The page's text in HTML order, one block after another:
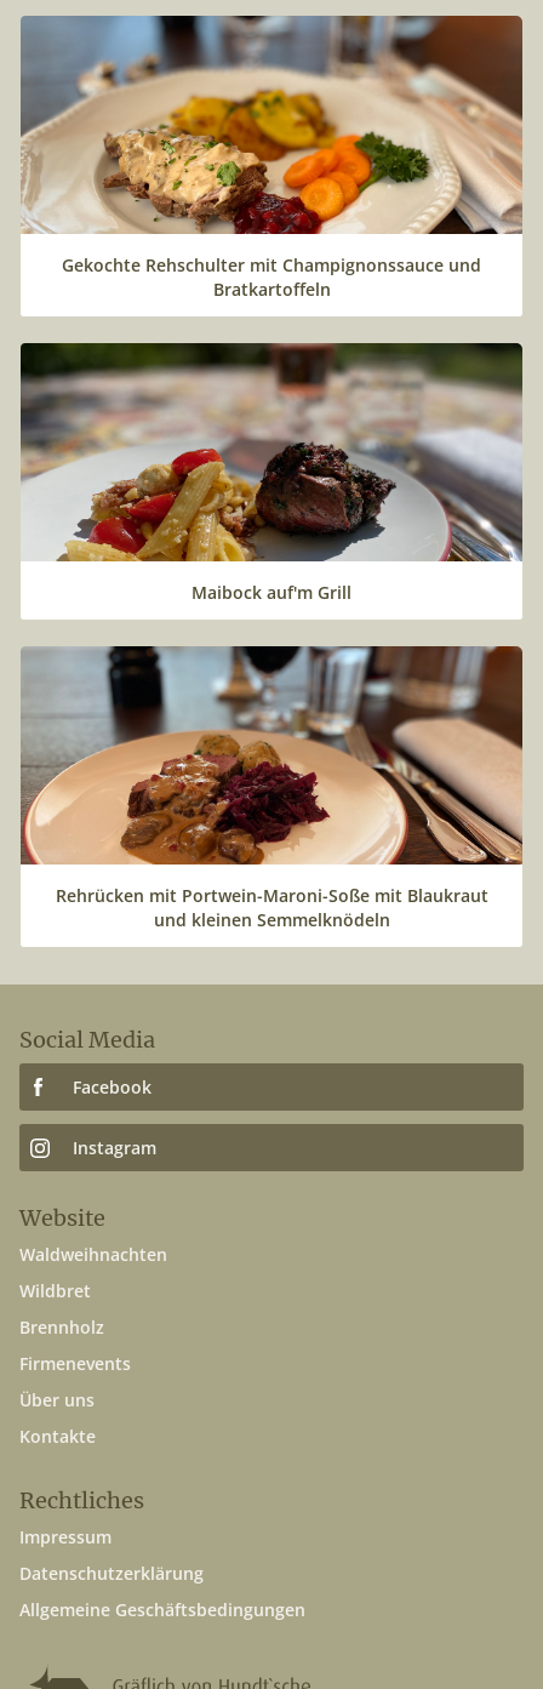
Gekochte Rehschulter mit Champignonssauce und
Bratkartoffeln
Maibock auf'm Grill
Rehrücken mit Portwein-Maroni-Soße mit Blaukraut
und kleinen Semmelknödeln
Social Media
Facebook
Instagram
Website
Waldweihnachten
Wildbret
Brennholz
Firmenevents
Über uns
Kontakte
Rechtliches
Impressum
Datenschutzerklärung
Allgemeine Geschäftsbedingungen